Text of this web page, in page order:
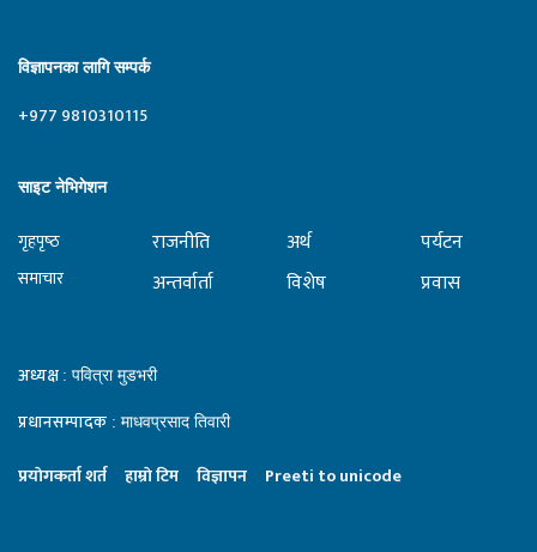
विज्ञापनका लागि सम्पर्क
+977 9810310115
साइट नेभिगेशन
गृहपृष्‍ठ
समाचार
राजनीति
अन्तर्वार्ता
अर्थ
विशेष
पर्यटन
प्रवास
अध्यक्ष : पवित्रा मुडभरी
प्रधानसम्पादक : माधवप्रसाद तिवारी
प्रयाेगकर्ता शर्त हाम्राे टिम विज्ञापन Preeti to unicode